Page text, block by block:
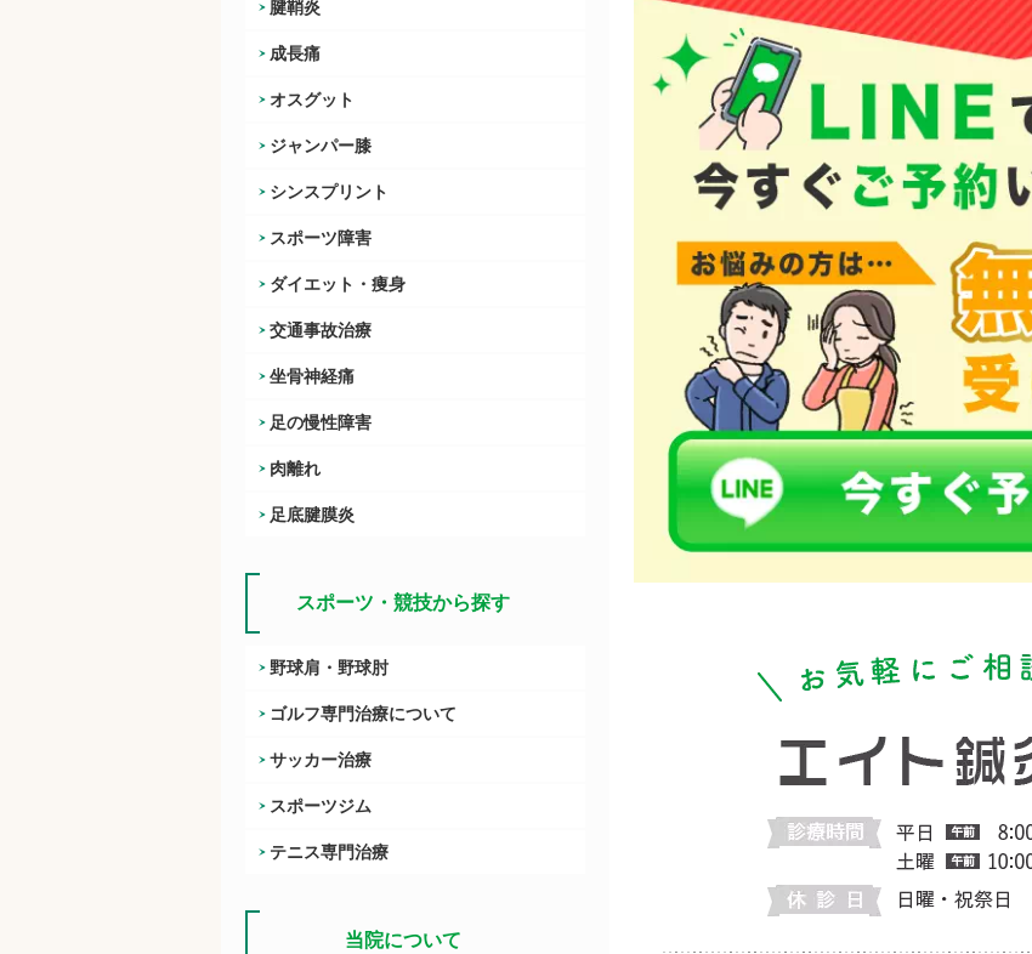
腱鞘炎
成長痛
オスグット
ジャンパー膝
シンスプリント
スポーツ障害
ダイエット・痩身
交通事故治療
坐骨神経痛
足の慢性障害
肉離れ
足底腱膜炎
スポーツ・競技から探す
野球肩・野球肘
ゴルフ専門治療について
サッカー治療
スポーツジム
テニス専門治療
当院について